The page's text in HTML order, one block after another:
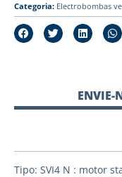
Categoria: Electrobombas
ENVIE-
Tipo: SVI4 N : motor